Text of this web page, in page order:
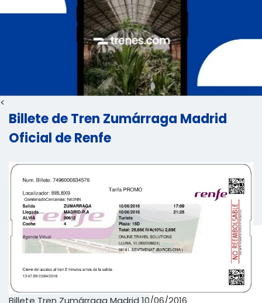
<
Billete de Tren Zumárraga Madrid
Oficial de Renfe